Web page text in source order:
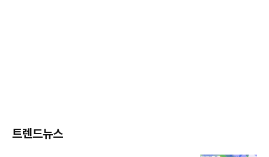
트렌드뉴스